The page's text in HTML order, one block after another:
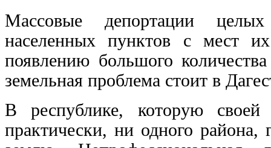
Массовые депортации целых
населенных пунктов с мест
появлению большого
земельная проблема стоит в
В республике, которую
практически, ни одного